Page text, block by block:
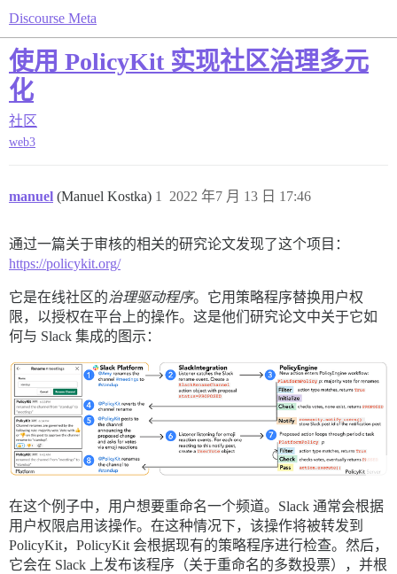
Discourse Meta
使用 PolicyKit 实现社区治理多元
化
社区
web3
manuel (Manuel Kostka) 2022 年7 月 13 日 17:46
1
通过一篇关于审核的相关的研究论文发现了这个项目：
https://policykit.org/
它是在线社区的治理驱动程序。它用策略程序替换用户权
限，以授权在平台上的操作。这是他们研究论文中关于它如
何与 Slack 集成的图示：
在这个例子中，用户想要重命名一个频道。Slack 通常会根据
用户权限启用该操作。在这种情况下，该操作将被转发到
PolicyKit，PolicyKit 会根据现有的策略程序进行检查。然后，
它会在 Slack 上发布该程序（关于重命名的多数投票），并根